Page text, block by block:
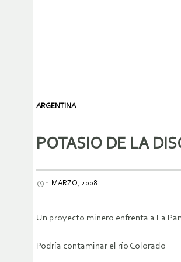
ARGENTINA
POTASIO DE LA
1 MARZO, 2008
Un proyecto minero enfrenta a La
Podría contaminar el río Colorado